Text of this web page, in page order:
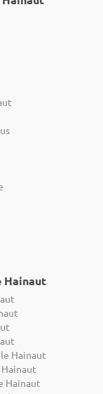
Hainaut
Hainaut
Hainaut